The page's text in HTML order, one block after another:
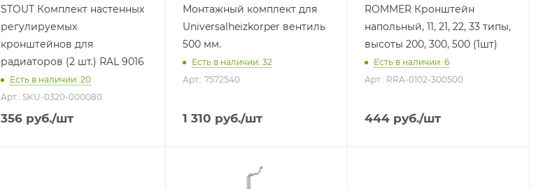
STOUT Комплект настенных
регулируемых
кронштейнов для
радиаторов (2 шт.) RAL 9016
Есть в наличии: 20
Арт.: SKU-0320-000080
356 руб./шт
Монтажный комплект для
Universalheizkorper вентиль
500 мм.
Есть в наличии: 32
Арт.: 7572540
1 310 руб./шт
ROMMER Кронштейн
напольный, 11, 21, 22, 33 типы,
высоты 200, 300, 500 (1шт)
Есть в наличии: 6
Арт.: RRA-0102-300500
444 руб./шт